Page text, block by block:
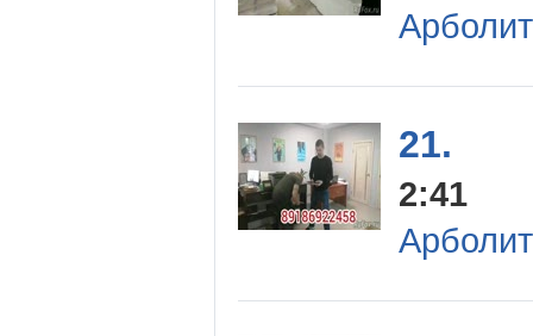
21.
2:41